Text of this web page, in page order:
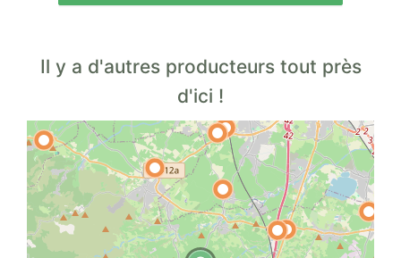
Il y a d'autres producteurs tout près
d'ici !